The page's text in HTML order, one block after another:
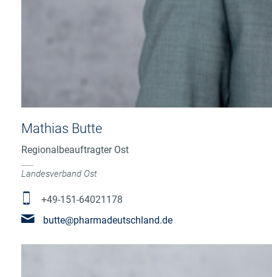
Mathias Butte
Regionalbeauftragter Ost
Landesverband Ost
+49-151-64021178
butte@pharmadeutschland.de